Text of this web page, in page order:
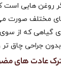
روغن هایی
مختلف صورت می
گیاهی که از
جراحی چاق
عادت های